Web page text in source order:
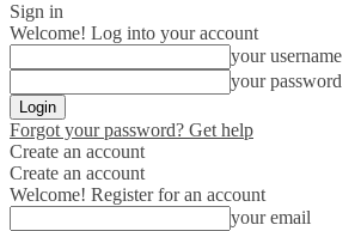
Sign in
Welcome! Log into your account
your username
your password
Forgot your password? Get help
Create an account
Create an account
Welcome! Register for an account
your email